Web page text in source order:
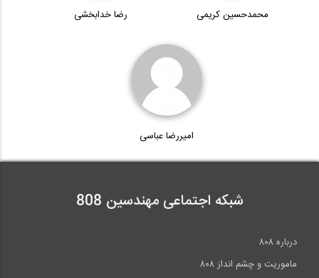
محمدحسین کریمی رضا خدابخشی
امیررضا عباسی
شبکه اجتماعی مهندسین 808
درباره ۸۰۸
ماموریت و چشم انداز ۸۰۸